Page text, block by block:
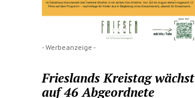
- Werbeanzeige -
Frieslands Kreistag wächst
auf 46 Abgeordnete